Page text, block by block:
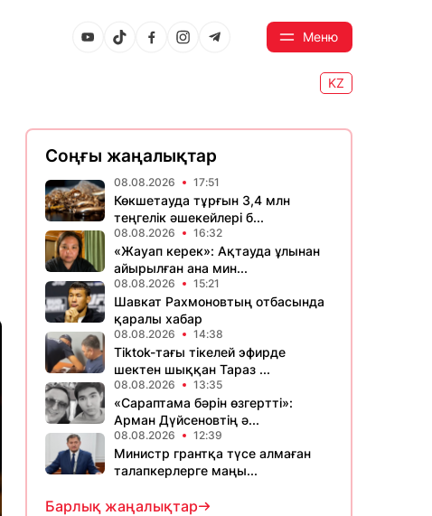
Меню
KZ
Соңғы жаңалықтар
08.08.2026 17:51
Көкшетауда тұрғын 3,4 млн
теңгелік әшекейлері б...
08.08.2026 16:32
«Жауап керек»: Ақтауда ұлынан
айырылған ана мин...
08.08.2026 15:21
Шавкат Рахмоновтың отбасында
қаралы хабар
08.08.2026 14:38
Tiktok-тағы тікелей эфирде
шектен шыққан Тараз ...
08.08.2026 13:35
«Сараптама бәрін өзгертті»:
Арман Дүйсеновтің ә...
08.08.2026 12:39
Министр грантқа түсе алмаған
талапкерлерге маңы...
Барлық жаңалықтар